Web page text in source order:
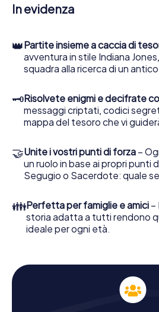
Nel corso della caccia al tesoro a
tesoro è a pochi passi di distanza.
In evidenza
👑Partite insieme a caccia di
avventura in stile Indiana
squadra alla ricerca di un
🗝Risolvete enigmi e decifrate
messaggi criptati, codici
mappa del tesoro che vi
🤝Unite i vostri punti di forza –
un ruolo in base ai propri punti
Segugio o Sacerdote: quale
👪Perfetta per famiglie e amici –
storia adatta a tutti rendono
ideale per ogni età.